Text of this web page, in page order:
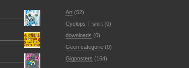
Art (52)
Cyclops T-shirt (0)
downloads (0)
Geen categorie (0)
Gigposters (164)